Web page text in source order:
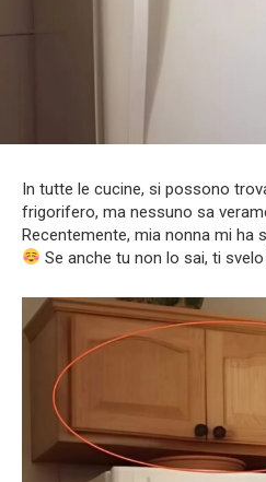
In tutte le cucine, si possono
frigorifero, ma nessuno sa
Recentemente, mia nonna mi ha
Se anche tu non lo sai, ti